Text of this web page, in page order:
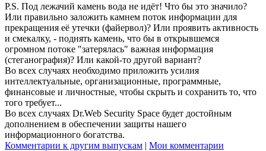
P.S. Под лежачий камень вода не идёт! Что бы это значило?
Или правильно заложить камнем поток информации для
прекращения её утечки (файервол)? Или проявить активность
и смекалку, - поднять камень, что бы в открывшемся
огромном потоке "затерялась" важная информация
(стеганография)? Или какой-то другой вариант?
Во всех случаях необходимо приложить усилия
интеллектуальные, организационные, программные,
финансовые и личностные, чтобы скрыть и сохранить то, что
того требует...
Во всех случаях Dr.Web Security Space будет достойным
дополнением в обеспечении защиты нашего
информационного богатства.
Комментарии к другим выпускам | Мои комментарии